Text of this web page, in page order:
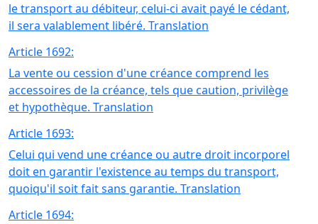
le transport au débiteur, celui-ci avait payé le cédant,
il sera valablement libéré. Translation
Article 1692:
La vente ou cession d'une créance comprend les
accessoires de la créance, tels que caution, privilège
et hypothèque. Translation
Article 1693:
Celui qui vend une créance ou autre droit incorporel
doit en garantir l'existence au temps du transport,
quoiqu'il soit fait sans garantie. Translation
Article 1694: